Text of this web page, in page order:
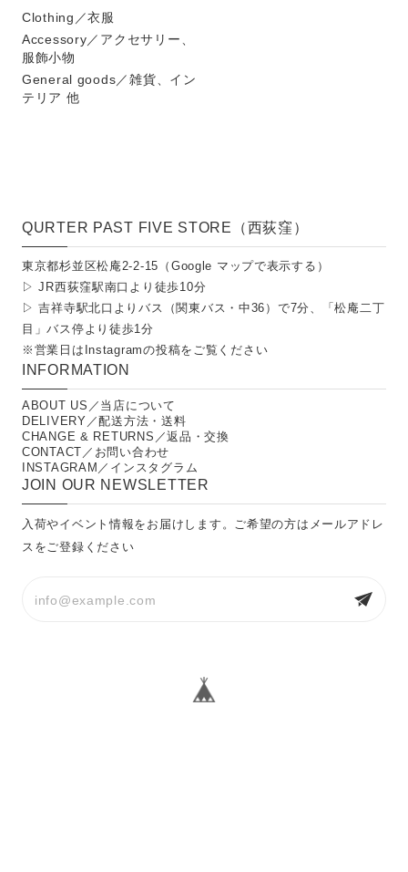
Clothing／衣服
Accessory／アクセサリー、
服飾小物
General goods／雑貨、イン
テリア 他
QURTER PAST FIVE STORE（西荻窪）
東京都杉並区松庵2-2-15（ Google マップで表示する ）
▷ JR西荻窪駅南口より徒歩10分
▷ 吉祥寺駅北口よりバス（関東バス・中36）で7分、「松庵二丁
目」バス停より徒歩1分
※営業日は Instagramの投稿をご覧ください
INFORMATION
ABOUT US／当店について
DELIVERY／配送方法・送料
CHANGE & RETURNS／返品・交換
CONTACT／お問い合わせ
INSTAGRAM／インスタグラム
JOIN OUR NEWSLETTER
入荷やイベント情報をお届けします。ご希望の方はメールアドレ
スをご登録ください